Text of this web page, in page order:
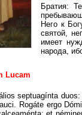
Братия:
Него к
святой,
имеет
народа,
Lucam
septuagínta
Rogáte ergo